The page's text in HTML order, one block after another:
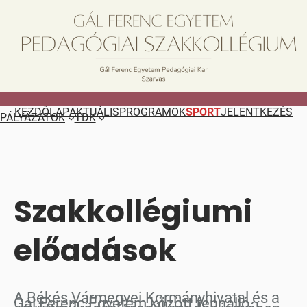
KEZDŐLAPAKTUÁLISPROGRAMOKSPORTJELENTKEZÉS
PÁLYÁZATOK TDK
Szakkollégiumi
előadások
A Békés Vármegyei Kormányhivatal és a
Gál Ferenc Egyetem között fennálló